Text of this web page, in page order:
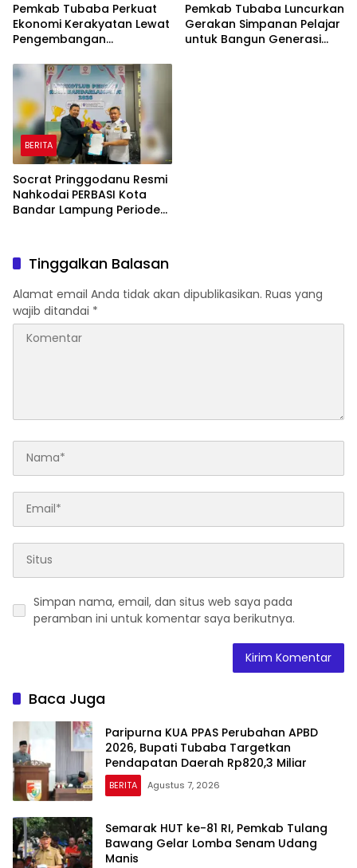
Pemkab Tubaba Perkuat
Ekonomi Kerakyatan Lewat
Pengembangan
Penyaluran KUR
Pemkab Tubaba Luncurkan
Gerakan Simpanan Pelajar
untuk Bangun Generasi
BERITA
Socrat Pringgodanu Resmi
Nahkodai PERBASI Kota
Bandar Lampung Periode
Tinggalkan Balasan
Alamat email Anda tidak akan dipublikasikan. Ruas yang
wajib ditandai *
Simpan nama, email, dan situs web saya pada
peramban ini untuk komentar saya berikutnya.
Baca Juga
Paripurna KUA PPAS Perubahan APBD
2026, Bupati Tubaba Targetkan
Pendapatan Daerah Rp820,3 Miliar
BERITA Agustus 7, 2026
Semarak HUT ke-81 RI, Pemkab Tulang
Bawang Gelar Lomba Senam Udang
Manis